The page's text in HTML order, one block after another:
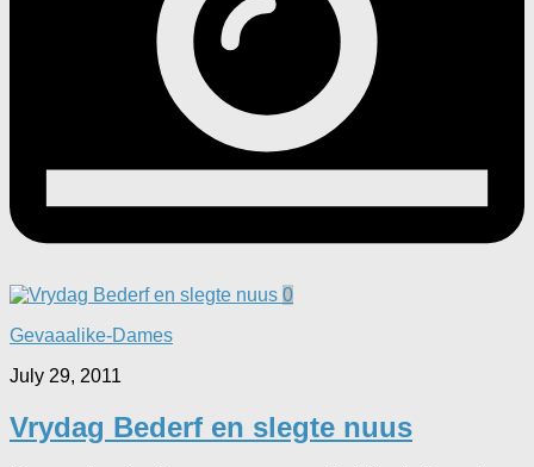
0
Gevaaalike-Dames
July 29, 2011
Vrydag Bederf en slegte nuus